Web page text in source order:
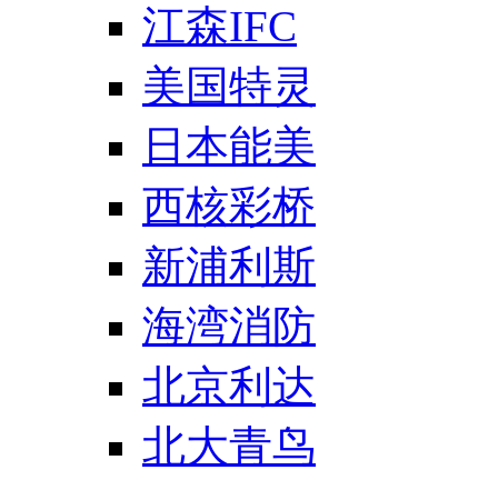
江森IFC
美国特灵
日本能美
西核彩桥
新浦利斯
海湾消防
北京利达
北大青鸟